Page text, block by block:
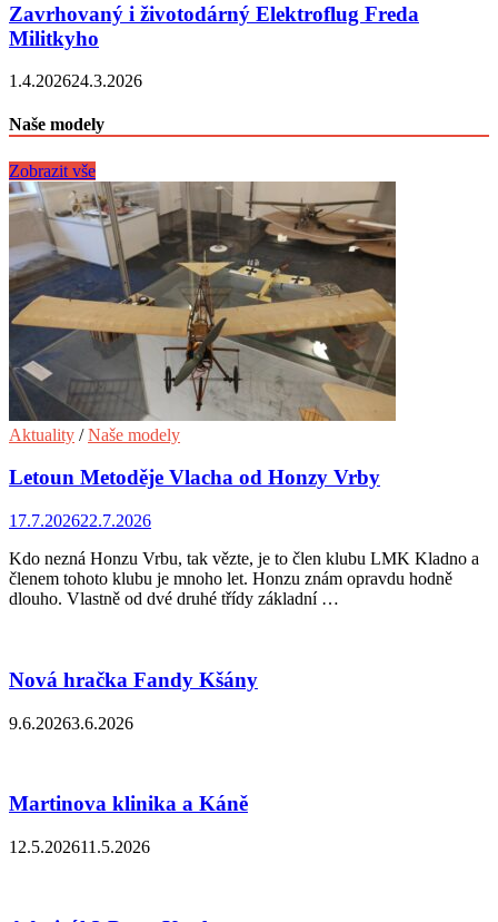
Zavrhovaný i životodárný Elektroflug Freda
Militkyho
1.4.202624.3.2026
Naše modely
Zobrazit vše
Aktuality /Naše modely
Letoun Metoděje Vlacha od Honzy Vrby
17.7.202622.7.2026
Kdo nezná Honzu Vrbu, tak vězte, je to člen klubu LMK Kladno a
členem tohoto klubu je mnoho let. Honzu znám opravdu hodně
dlouho. Vlastně od dvé druhé třídy základní …
Nová hračka Fandy Kšány
9.6.20263.6.2026
Martinova klinika a Káně
12.5.202611.5.2026